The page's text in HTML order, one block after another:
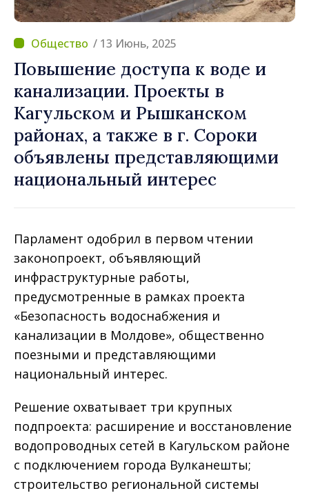
/ 13 Июнь, 2025
Повышение доступа к воде и
канализации. Проекты в
Кагульском и Рышканском
районах, а также в г. Сороки
объявлены представляющими
национальный интерес
Парламент одобрил в первом чтении
законопроект, объявляющий
инфраструктурные работы,
предусмотренные в рамках проекта
«Безопасность водоснабжения и
канализации в Молдове», общественно
поезными и представляющими
национальный интерес.
Решение охватывает три крупных
подпроекта: расширение и восстановление
водопроводных сетей в Кагульском районе
с подключением города Вулканешты;
строительство региональной системы